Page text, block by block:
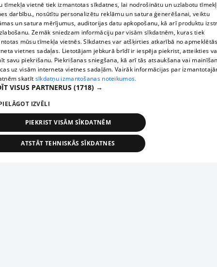
tīmekļa vietnē tiek izmantotas sīkdatnes, lai nodrošinātu un uzlabotu
darbību., nosūtītu personalizētu reklāmu un satura ģenerēšanai, veiktu
un satura mērījumus, auditorijas datu apkopošanu, kā arī produktu
Zemāk sniedzam informāciju par visām sīkdatnēm, kuras tiek
mūsu tīmekļa vietnēs. Sīkdatnes var atšķirties atkarībā no
vietnes sadaļas. Lietotājam jebkurā brīdī ir iespēja piekrist, atteikties
savu piekrišanu. Piekrišanas sniegšana, kā arī tās atsaukšana vai
uz visām interneta vietnes sadaļām. Vairāk informācijas par
skatīt sīkdatņu izmantošanas noteikumos.
VISUS PARTNERUS (1718) →
IZVĒLI
PIEKRIST VISĀM SĪKDATNĒM
ATSTĀT TEHNISKĀS SĪKDATNES